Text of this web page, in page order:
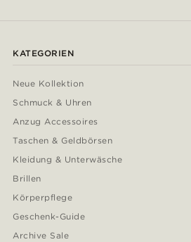
KATEGORIEN
Neue Kollektion
Schmuck & Uhren
Anzug Accessoires
Taschen & Geldbörsen
Kleidung & Unterwäsche
Brillen
Körperpflege
Geschenk-Guide
Archive Sale